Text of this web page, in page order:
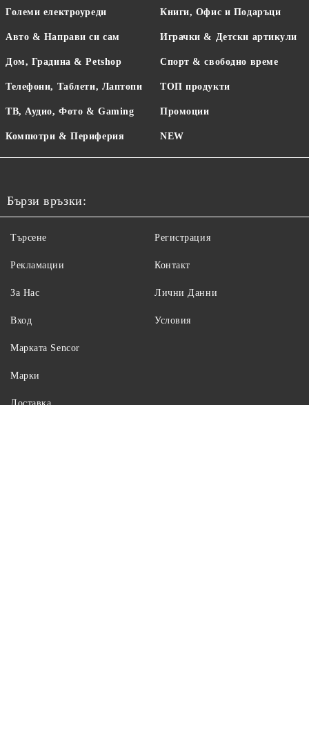
Големи електроуреди
Авто & Направи си сам
Дом, Градина & Petshop
Телефони, Таблети, Лаптопи
ТВ, Аудио, Фото & Gaming
Компютри & Периферия
Книги, Офис и Подаръци
Играчки & Детски артикули
Спорт & свободно време
ТОП продукти
Промоции
NEW
Бързи връзки:
Търсене
Рекламации
За Нас
Вход
Регистрация
Контакт
Лични Данни
Условия
Maрката Sencor
Марки
Доставка